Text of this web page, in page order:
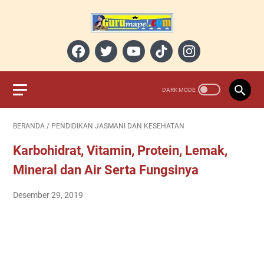
BERANDA / PENDIDIKAN JASMANI DAN KESEHATAN
Karbohidrat, Vitamin, Protein, Lemak,
Mineral dan Air Serta Fungsinya
Desember 29, 2019